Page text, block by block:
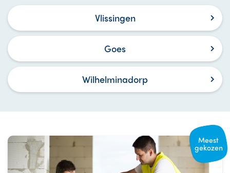
Meest
gekozen
Vlissingen
Goes
Wilhelminadorp